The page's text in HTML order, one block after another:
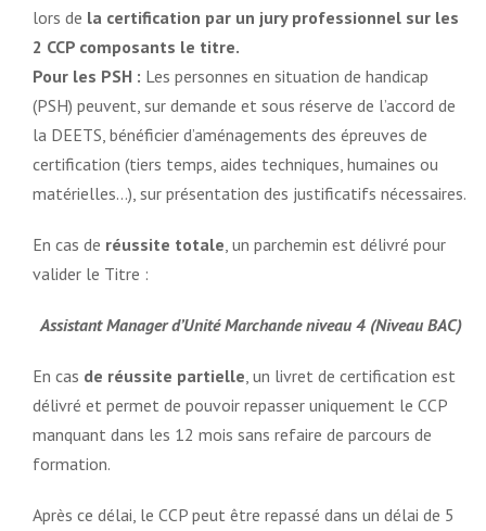
lors de la certification par un jury professionnel sur les
2 CCP composants le titre.
Pour les PSH : Les personnes en situation de handicap
(PSH) peuvent, sur demande et sous réserve de l’accord de
la DEETS, bénéficier d’aménagements des épreuves de
certification (tiers temps, aides techniques, humaines ou
matérielles…), sur présentation des justificatifs nécessaires.
En cas de réussite totale , un parchemin est délivré pour
valider le Titre :
Assistant Manager d’Unité Marchande niveau 4 (Niveau BAC)
En cas de réussite partielle , un livret de certification est
délivré et permet de pouvoir repasser uniquement le CCP
manquant dans les 12 mois sans refaire de parcours de
formation.
Après ce délai, le CCP peut être repassé dans un délai de 5